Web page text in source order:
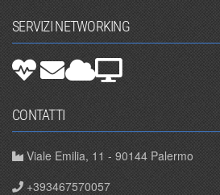
SERVIZI NETWORKING
CONTATTI
Viale Emilia, 11 - 90144 Palermo
+393467570057